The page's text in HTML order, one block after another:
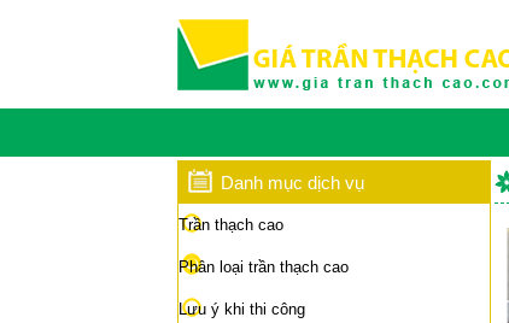
Danh mục dịch vụ
Trần thạch cao
Phân loại trần thạch cao
Lưu ý khi thi công